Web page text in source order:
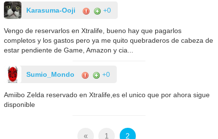
Karasuma-Ooji +0
Vengo de reservarlos en Xtralife, bueno hay que pagarlos
completos y los gastos pero ya me quito quebraderos de cabeza de
estar pendiente de Game, Amazon y cia...
Sumio_Mondo +0
Amiibo Zelda reservado en Xtralife,es el unico que por ahora sigue
disponible
« 1 2